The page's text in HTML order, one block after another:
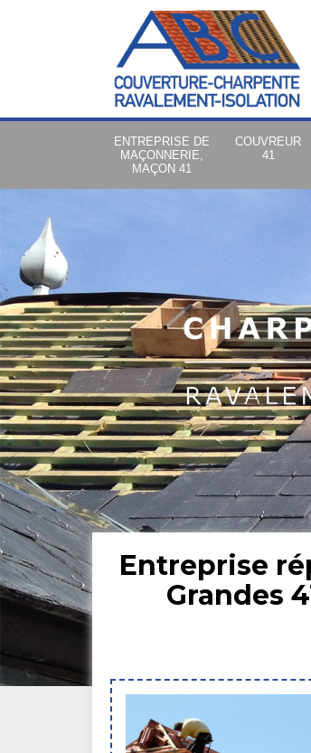
ENTREPRISE DE
MAÇONNERIE,
MAÇON 41
COUVREUR
41
Entreprise
Grandes